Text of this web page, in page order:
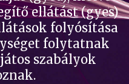
ellátást (gyes)
folyósítása
folytatnak
szabályok